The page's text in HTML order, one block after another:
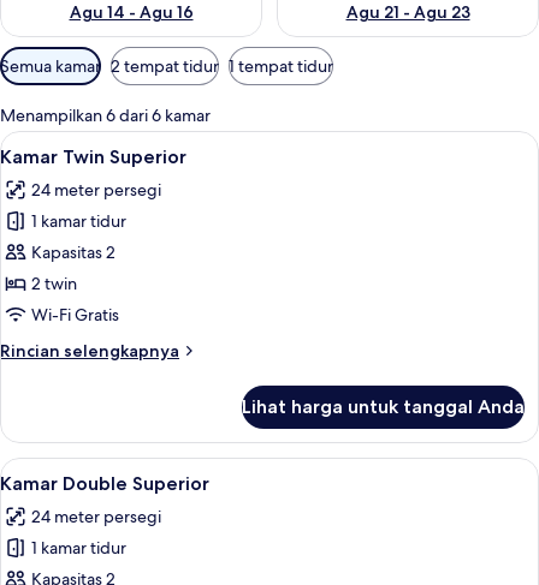
Agu 14 - Agu 16
Agu 21 - Agu 23
Filter
tersedia
untuk
kamar
Semua kamar 2 tempat tidur 1 tempat tidur
Menampilkan 6 dari 6 kamar
Lihat
semua
foto
untuk
Kamar
Twin
Superior
Kamar Twin Superior | Minibar,
3
Kamar Twin Superior
24 meter persegi
1 kamar tidur
Kapasitas 2
2 twin
Wi-Fi Gratis
Rincian selengkapnya
Rincian
Kamar
Twin
Superior
Lihat harga untuk tanggal Anda
Lihat
semua
foto
untuk
Kamar Double Superior | Minibar,
3
Kamar Double Superior
24 meter persegi
1 kamar tidur
Kapasitas 2